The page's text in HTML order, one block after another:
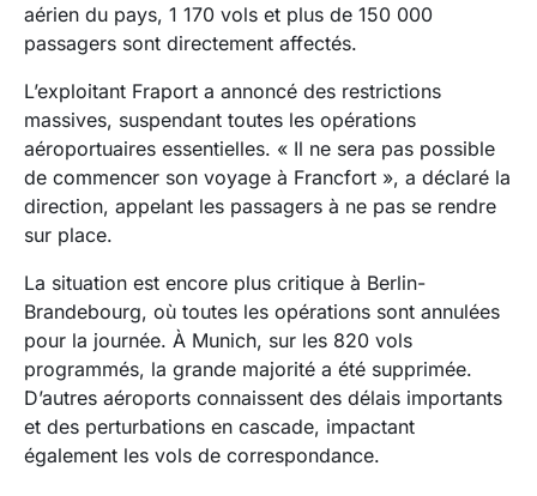
aérien du pays, 1 170 vols et plus de 150 000
passagers sont directement affectés.
L’exploitant Fraport a annoncé des restrictions
massives, suspendant toutes les opérations
aéroportuaires essentielles. « Il ne sera pas possible
de commencer son voyage à Francfort », a déclaré la
direction, appelant les passagers à ne pas se rendre
sur place.
La situation est encore plus critique à Berlin-
Brandebourg, où toutes les opérations sont annulées
pour la journée. À Munich, sur les 820 vols
programmés, la grande majorité a été supprimée.
D’autres aéroports connaissent des délais importants
et des perturbations en cascade, impactant
également les vols de correspondance.